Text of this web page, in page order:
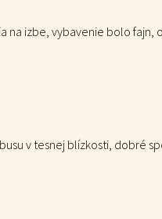
na izbe, vybavenie bolo fajn,
v tesnej blízkosti, dobré